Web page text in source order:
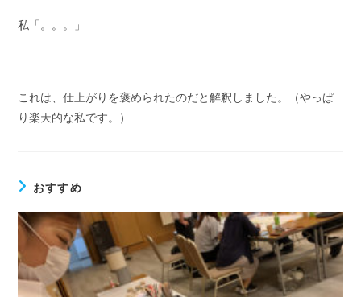
私「。。。」
これは、仕上がりを褒められたのだと解釈しました。（やっぱ
り楽天的な私です。）
おすすめ